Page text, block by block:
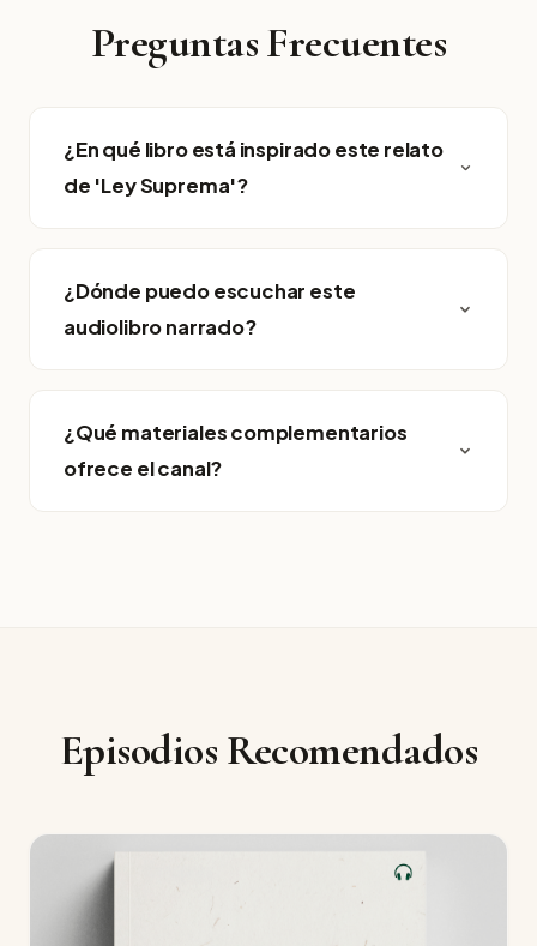
Preguntas Frecuentes
¿En qué libro está inspirado este relato
de 'Ley Suprema'?
¿Dónde puedo escuchar este
audiolibro narrado?
¿Qué materiales complementarios
ofrece el canal?
Episodios Recomendados